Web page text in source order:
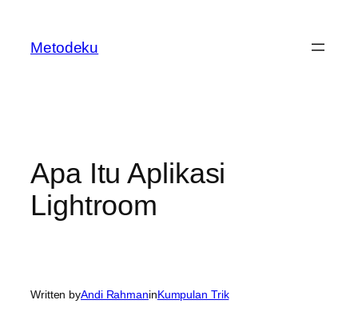
content
Metodeku
Apa Itu Aplikasi
Lightroom
Written byAndi RahmaninKumpulan Trik